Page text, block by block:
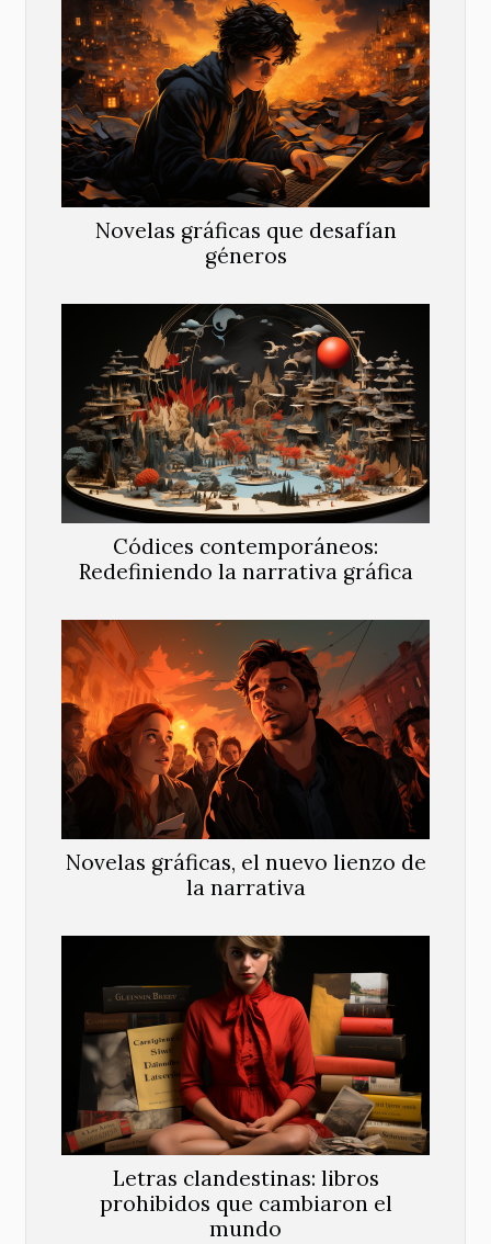
Novelas gráficas que desafían
géneros
Códices contemporáneos:
Redefiniendo la narrativa gráfica
Novelas gráficas, el nuevo lienzo de
la narrativa
Letras clandestinas: libros
prohibidos que cambiaron el
mundo